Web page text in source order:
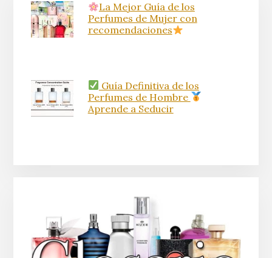
La Mejor Guía de los
Perfumes de Mujer con
recomendaciones
Guía Definitiva de los
Perfumes de Hombre
Aprende a Seducir